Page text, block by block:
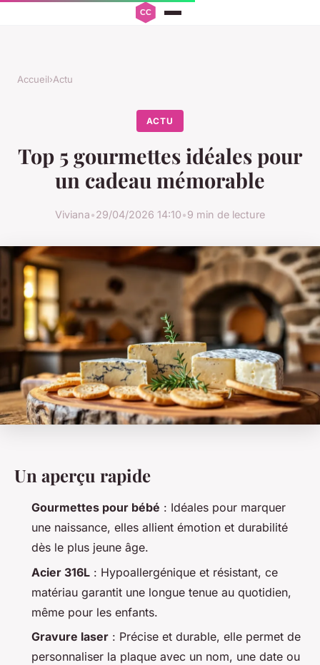
Accueil›Actu
ACTU
Top 5 gourmettes idéales pour
un cadeau mémorable
Viviana•29/04/2026 14:10•9 min de lecture
Un aperçu rapide
Gourmettes pour bébé : Idéales pour marquer
une naissance, elles allient émotion et durabilité
dès le plus jeune âge.
Acier 316L : Hypoallergénique et résistant, ce
matériau garantit une longue tenue au quotidien,
même pour les enfants.
Gravure laser : Précise et durable, elle permet de
personnaliser la plaque avec un nom, une date ou